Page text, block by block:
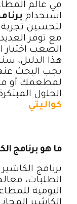
في عالم
استخدام
لتحسين تجربة
مع توفر
الصعب اختيار
هذا الدليل،
يجب البحث
لمطعمك أو
الحلول
كواليتي.
ما هو برنامج
برنامج
الطلبات،
اليومية